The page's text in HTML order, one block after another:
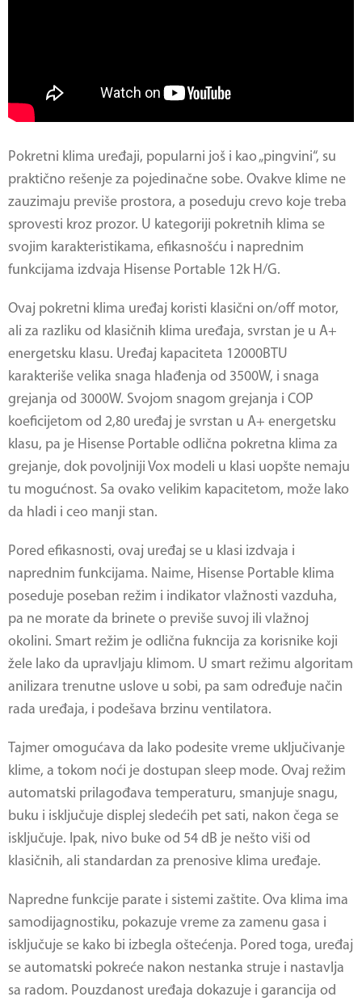
Pokretni klima uređaji, popularni još i kao „pingvini“, su
praktično rešenje za pojedinačne sobe. Ovakve klime ne
zauzimaju previše prostora, a poseduju crevo koje treba
sprovesti kroz prozor. U kategoriji pokretnih klima se
svojim karakteristikama, efikasnošću i naprednim
funkcijama izdvaja Hisense Portable 12k H/G.
Ovaj pokretni klima uređaj koristi klasični on/off motor,
ali za razliku od klasičnih klima uređaja, svrstan je u A+
energetsku klasu. Uređaj kapaciteta 12000BTU
karakteriše velika snaga hlađenja od 3500W, i snaga
grejanja od 3000W. Svojom snagom grejanja i COP
koeficijetom od 2,80 uređaj je svrstan u A+ energetsku
klasu, pa je Hisense Portable odlična pokretna klima za
grejanje, dok povoljniji Vox modeli u klasi uopšte nemaju
tu mogućnost. Sa ovako velikim kapacitetom, može lako
da hladi i ceo manji stan.
Pored efikasnosti, ovaj uređaj se u klasi izdvaja i
naprednim funkcijama. Naime, Hisense Portable klima
poseduje poseban režim i indikator vlažnosti vazduha,
pa ne morate da brinete o previše suvoj ili vlažnoj
okolini. Smart režim je odlična fukncija za korisnike koji
žele lako da upravljaju klimom. U smart režimu algoritam
anilizara trenutne uslove u sobi, pa sam određuje način
rada uređaja, i podešava brzinu ventilatora.
Tajmer omogućava da lako podesite vreme uključivanje
klime, a tokom noći je dostupan sleep mode. Ovaj režim
automatski prilagođava temperaturu, smanjuje snagu,
buku i isključuje displej sledećih pet sati, nakon čega se
isključuje. Ipak, nivo buke od 54 dB je nešto viši od
klasičnih, ali standardan za prenosive klima uređaje.
Napredne funkcije parate i sistemi zaštite. Ova klima ima
samodijagnostiku, pokazuje vreme za zamenu gasa i
isključuje se kako bi izbegla oštećenja. Pored toga, uređaj
se automatski pokreće nakon nestanka struje i nastavlja
sa radom. Pouzdanost uređaja dokazuje i garancija od